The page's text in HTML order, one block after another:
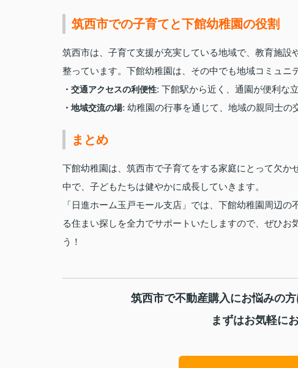
筑西市での子育てと下館幼稚園の役割
筑西市は、子育て支援が充実している地域で、教育施
整っています。下館幼稚園は、その中でも地域コミュニ
・交通アクセスの利便性: 下館駅から近く、通園が便利な立
・地域交流の場: 幼稚園の行事を通じて、地域の親同士の
まとめ
下館幼稚園は、筑西市で子育てをする家庭にとって欠
中で、子どもたちは健やかに成長していきます。
「日進ホーム玉戸モール支店」では、下館幼稚園周辺
る住まい探しを全力でサポートいたしますので、ぜひ
う！
筑西市で不動産購入にお悩みの
まずはお気軽に